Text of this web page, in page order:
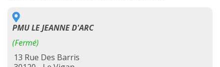
PMU LE JEANNE D'ARC
(Fermé)
13 Rue Des Barris